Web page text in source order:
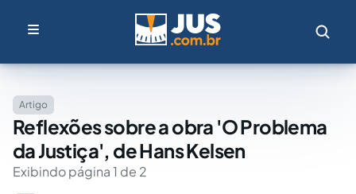
Artigo
Reflexões sobre a obra 'O Problema
da Justiça', de Hans Kelsen
Exibindo página 1 de 2